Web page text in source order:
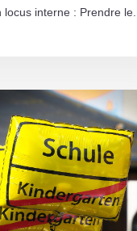
interne : Prendre le...